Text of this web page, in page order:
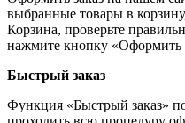
выбранные товары в
Корзина, проверьте
нажмите кнопку «Оформить
Быстрый заказ
Функция «Быстрый заказ»